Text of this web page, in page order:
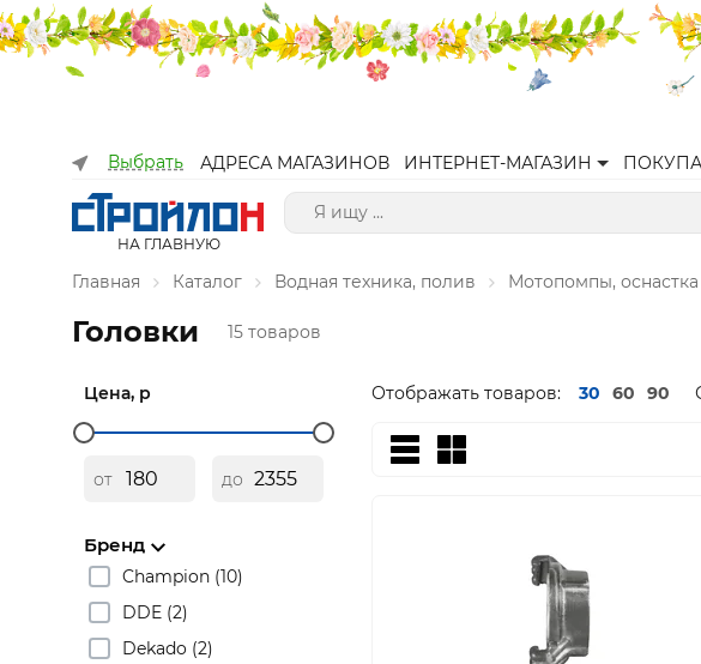
Выбрать АДРЕСА МАГАЗИНОВ ИНТЕРНЕТ-МАГАЗИН
НА ГЛАВНУЮ
Главная Каталог Водная техника, полив Мотопомпы, оснастка
Головки 15 товаров
Цена, р
от до
Бренд
Champion (10)
DDE (2)
Dekado (2)
Отображать товаров: 30 60 90